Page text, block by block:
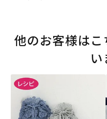
他のお客様は
い